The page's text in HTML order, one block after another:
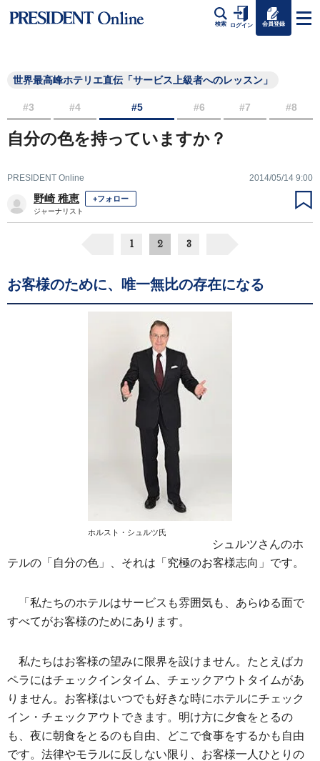
検索 ログイン 会員登録
世界最高峰ホテリエ直伝「サービス上級者へのレッスン」
#3 #4 #5 #6 #7 #8
自分の色を持っていますか？
PRESIDENT Online 2014/05/14 9:00
野崎 稚恵 +フォロー
ジャーナリスト
1 2 3
お客様のために、唯一無比の存在になる
ホルスト・シュルツ氏
シュルツさんのホ
テルの「自分の色」、それは「究極のお客様志向」です。
「私たちのホテルはサービスも雰囲気も、あらゆる面で
すべてがお客様のためにあります。
私たちはお客様の望みに限界を設けません。たとえばカ
ペラにはチェックインタイム、チェックアウトタイムがあ
りません。お客様はいつでも好きな時にホテルにチェック
イン・チェックアウトできます。明け方に夕食をとるの
も、夜に朝食をとるのも自由、どこで食事をするかも自由
です。法律やモラルに反しない限り、お客様一人ひとりの